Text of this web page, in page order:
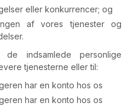
eller konkurrencer; og
af vores tjenester og
indsamlede personlige
tjenesterne eller til:
har en konto hos os
har en konto hos os